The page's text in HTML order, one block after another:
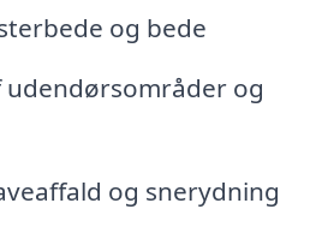
og bede
og
og snerydning